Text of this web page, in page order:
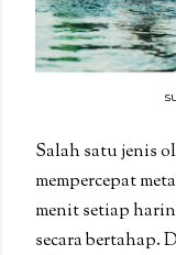
Salah satu jenis
mempercepat
menit setiap
secara bertahap.